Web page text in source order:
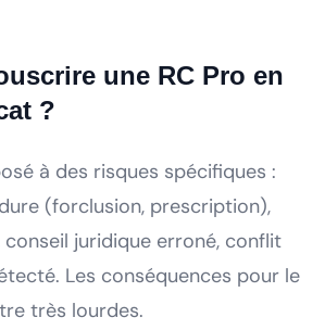
une RC Pro en
?
à des risques spécifiques :
(forclusion, prescription),
juridique erroné, conflit
Les conséquences pour le
très lourdes.